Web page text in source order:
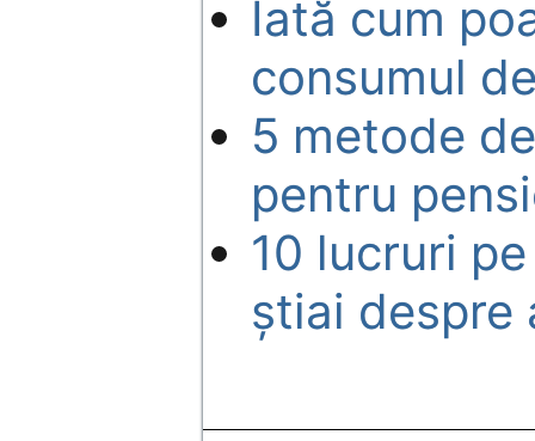
Iată cum
consumul
5 metode
pentru
10 lucruri
ştiai despre